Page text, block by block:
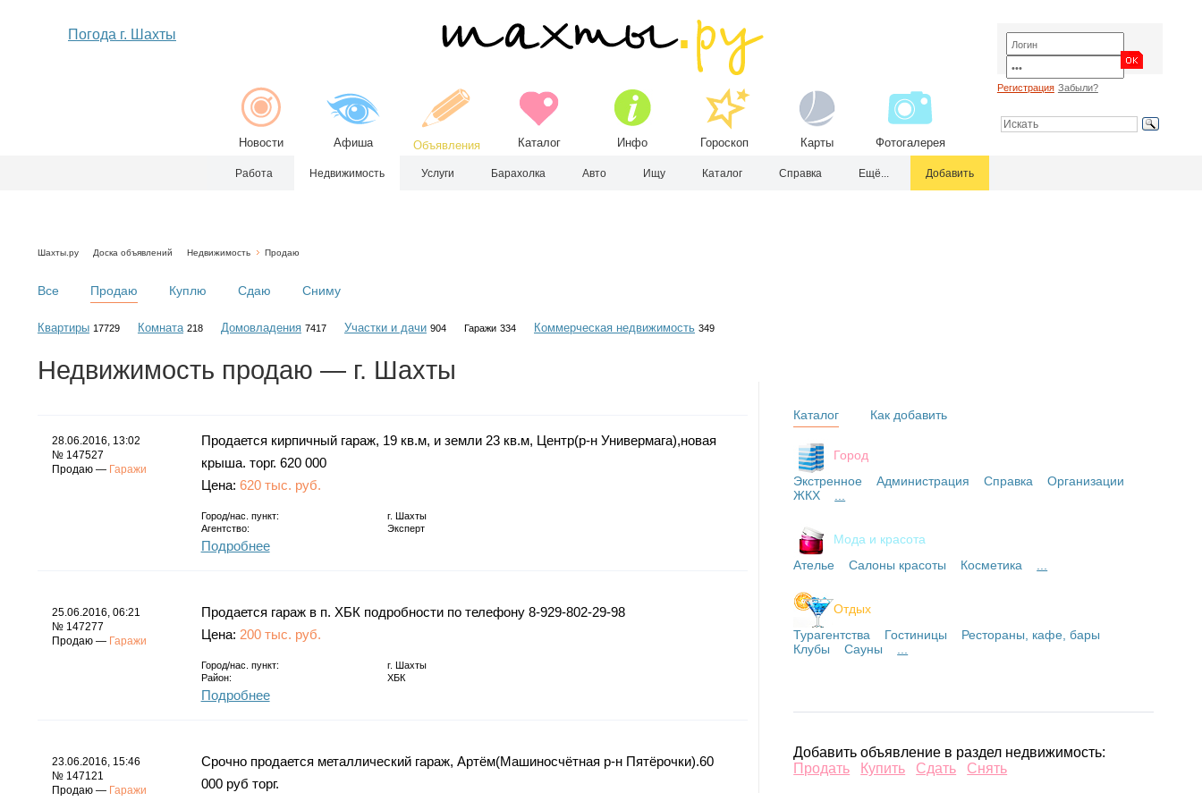
Погода г. Шахты
Новости Афиша Объявления Каталог Инфо Гороскоп Карты Фотогалерея
Регистрация Забыли?
Работа Недвижимость Услуги Барахолка Авто Ищу Каталог Справка Ещё... Добавить
Шахты.ру Доска объявлений Недвижимость Продаю
Все Продаю Куплю Сдаю Сниму
Квартиры 17729 Комната 218 Домовладения 7417 Участки и дачи 904 Гаражи 334 Коммерческая недвижимость 349
Недвижимость продаю — г. Шахты
28.06.2016, 13:02
№ 147527
Продаю — Гаражи
Продается кирпичный гараж, 19 кв.м, и земли 23 кв.м, Центр(р-н Универмага),новая
крыша. торг. 620 000
Цена: 620 тыс. руб.
Город/нас. пункт: г. Шахты
Агентство:
Эксперт
Подробнее
25.06.2016, 06:21
№ 147277
Продаю — Гаражи
Продается гараж в п. ХБК подробности по телефону 8-929-802-29-98
Цена: 200 тыс. руб.
Город/нас. пункт: г. Шахты
Район:
ХБК
Подробнее
23.06.2016, 15:46
№ 147121
Продаю — Гаражи
Срочно продается металлический гараж, Артём(Машиносчётная р-н Пятёрочки).60
000 руб торг.
Каталог
Город
Экстренное
Администрация Справка
Организации
ЖКХ
Мода и красота
Ателье
Салоны красоты Косметика
Отдых
Турагентства
Гостиницы
Рестораны, кафе, бары
Клубы
Сауны
Как добавить
Добавить объявление в раздел недвижимость:
Продать
Купить Сдать Снять